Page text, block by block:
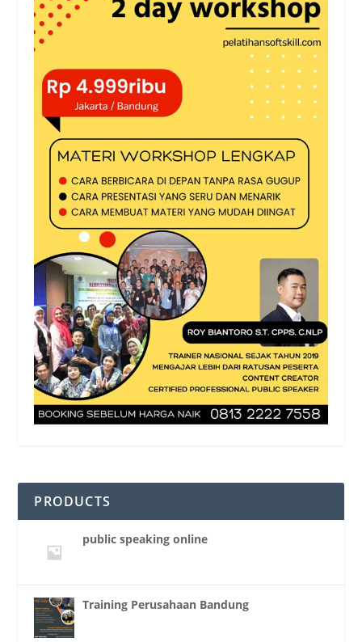
PRODUCTS
public speaking online
Training Perusahaan Bandung